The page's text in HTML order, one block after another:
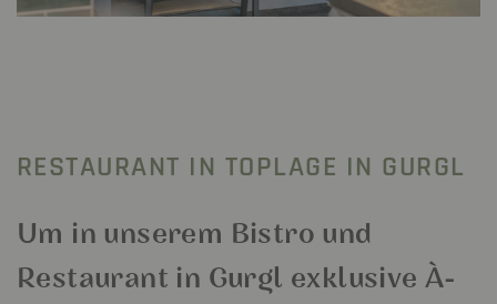
RESTAURANT IN TOPLAGE IN GURGL
Um in unserem Bistro und
Restaurant in Gurgl exklusive À-